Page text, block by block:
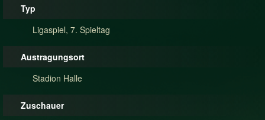
Typ
Ligaspiel, 7. Spieltag
Austragungsort
Stadion Halle
Zuschauer